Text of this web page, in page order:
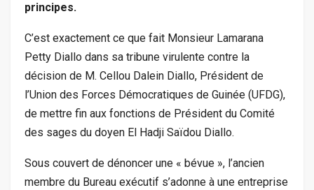
principes.
C’est exactement ce que fait Monsieur Lamarana
Petty Diallo dans sa tribune virulente contre la
décision de M. Cellou Dalein Diallo, Président de
l’Union des Forces Démocratiques de Guinée (UFDG),
de mettre fin aux fonctions de Président du Comité
des sages du doyen El Hadji Saïdou Diallo.
Sous couvert de dénoncer une « bévue », l’ancien
membre du Bureau exécutif s’adonne à une entreprise